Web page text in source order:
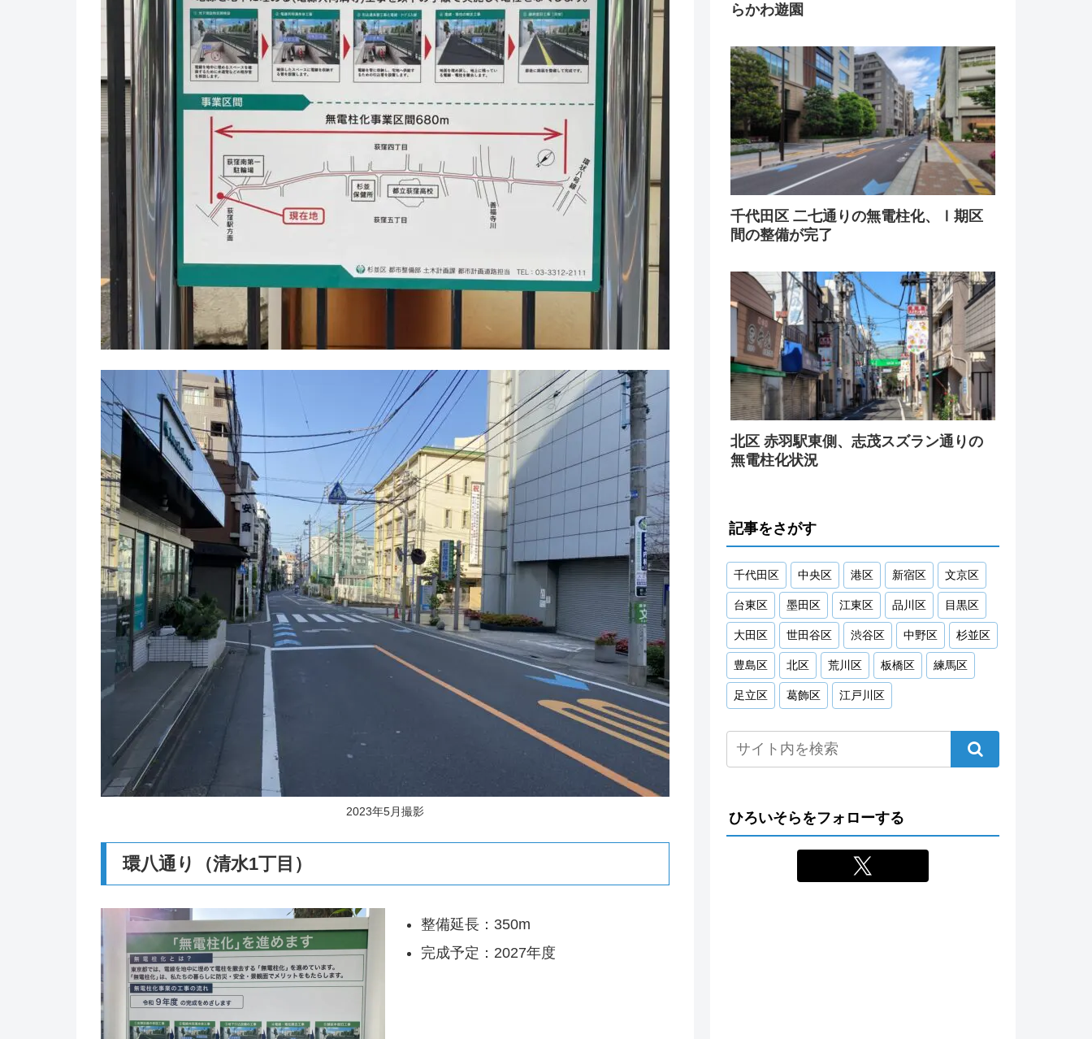
2023年5月撮影
環八通り（清水1丁目）
整備延長：350m
完成予定：2027年度
らかわ遊園
千代田区 二七通りの無電柱化、Ⅰ期区
間の整備が完了
北区 赤羽駅東側、志茂スズラン通りの
無電柱化状況
記事をさがす
千代田区 中央区 港区 新宿区 文京区
台東区 墨田区 江東区 品川区 目黒区
大田区 世田谷区 渋谷区 中野区 杉並区
豊島区 北区 荒川区 板橋区 練馬区
足立区 葛飾区 江戸川区
ひろいそらをフォローする